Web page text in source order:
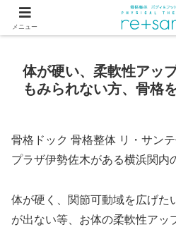
つらい首・肩こり・腰の痛みは、骨
体が硬い、柔軟性アッ
もみられない方、骨格
骨格ドック 骨格整体 リ・サン
プラザ伊勢佐木がある横浜関内
体が硬く、関節可動域を広げた
が出ない等、お体の柔軟性アッ
メニュー